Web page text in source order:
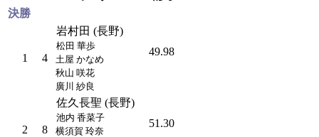
決勝
1 4
岩村田 (長野)
松田 華歩
土屋 かなめ
秋山 咲花
廣川 紗良
49.98
2 8
佐久長聖 (長野)
池内 香菜子
横須賀 玲奈
51.30